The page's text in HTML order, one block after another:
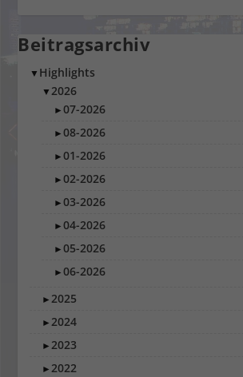
Beitragsarchiv
▼ Highlights
▼2026
►07-2026
►08-2026
►01-2026
►02-2026
►03-2026
►04-2026
►05-2026
►06-2026
►2025
►2024
►2023
►2022